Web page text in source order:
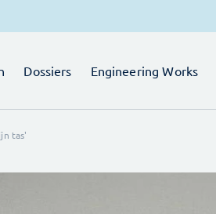
Dossiers Engineering Works
tas'